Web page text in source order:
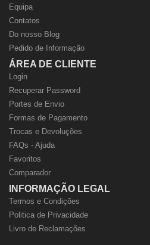
Equipa
Contatos
Do nosso Blog
Pedido de Informação
ÁREA DE CLIENTE
Login
Recuperar Password
Portes de Envio
Formas de Pagamento
Trocas e Devoluções
FAQs - Ajuda
Favoritos
Comparador
INFORMAÇÃO LEGAL
Termos e Condições
Politica de Privacidade
Livro de Reclamações